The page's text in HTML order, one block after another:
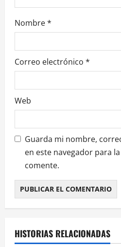
r
a
d
a
s
Nombre*
Correo electrónico *
Web
Guarda mi nombre,
en este navegador para
comente.
HISTORIAS RELACIONADAS
¿HABLAMOS DE VINO? NOTICIAS